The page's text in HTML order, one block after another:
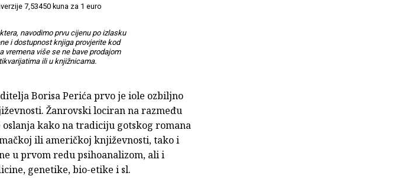
7,53450 kuna za 1 euro
navodimo prvu cijenu po izlasku
i dostupnost knjiga provjerite kod
vremena više se ne bave prodajom
ili u knjižnicama.
Borisa Perića prvo je iole ozbiljno
Žanrovski lociran na razmeđu
kako na tradiciju gotskog romana
ili američkoj književnosti, tako i
u prvom redu psihoanalizom, ali i
genetike, bio-etike i sl.